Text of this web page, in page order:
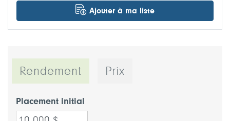
Ajouter à ma liste
Rendement Prix
Placement initial